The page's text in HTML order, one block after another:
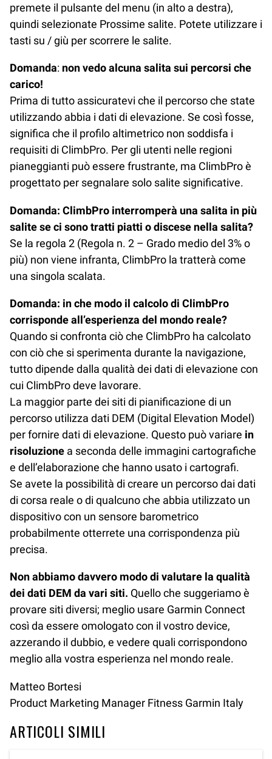
premete il pulsante del menu (in alto a destra),
quindi selezionate Prossime salite. Potete utilizzare i
tasti su / giù per scorrere le salite.
Domanda: non vedo alcuna salita sui percorsi che
carico!
Prima di tutto assicuratevi che il percorso che state
utilizzando abbia i dati di elevazione. Se così fosse,
significa che il profilo altimetrico non soddisfa i
requisiti di ClimbPro. Per gli utenti nelle regioni
pianeggianti può essere frustrante, ma ClimbPro è
progettato per segnalare solo salite significative.
Domanda: ClimbPro interromperà una salita in più
salite se ci sono tratti piatti o discese nella salita?
Se la regola 2 (Regola n. 2 – Grado medio del 3% o
più) non viene infranta, ClimbPro la tratterà come
una singola scalata.
Domanda: in che modo il calcolo di ClimbPro
corrisponde all’esperienza del mondo reale?
Quando si confronta ciò che ClimbPro ha calcolato
con ciò che si sperimenta durante la navigazione,
tutto dipende dalla qualità dei dati di elevazione con
cui ClimbPro deve lavorare.
La maggior parte dei siti di pianificazione di un
percorso utilizza dati DEM (Digital Elevation Model)
per fornire dati di elevazione. Questo può variare in
risoluzione a seconda delle immagini cartografiche
e dell’elaborazione che hanno usato i cartografi.
Se avete la possibilità di creare un percorso dai dati
di corsa reale o di qualcuno che abbia utilizzato un
dispositivo con un sensore barometrico
probabilmente otterrete una corrispondenza più
precisa.
Non abbiamo davvero modo di valutare la qualità
dei dati DEM da vari siti. Quello che suggeriamo è
provare siti diversi; meglio usare Garmin Connect
così da essere omologato con il vostro device,
azzerando il dubbio, e vedere quali corrispondono
meglio alla vostra esperienza nel mondo reale.
Matteo Bortesi
Product Marketing Manager Fitness Garmin Italy
ARTICOLI SIMILI